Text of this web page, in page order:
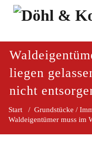
Zum
liegen
nicht
Start / Grundstücke /